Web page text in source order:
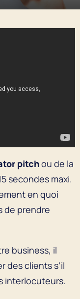
pitchou de la
secondes maxi.
en quoi
de prendre
business, il
des clients s’il
interlocuteurs.